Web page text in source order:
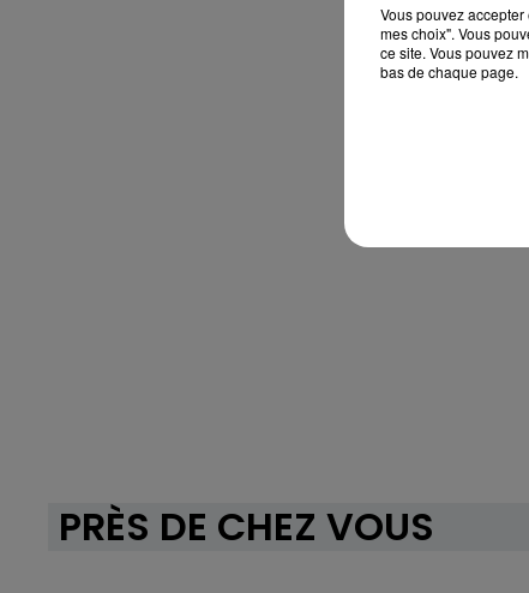
PRÈS DE CHEZ VOUS
Vous pouvez
mes choix". Vous
ce site. Vous pouvez
bas de chaque page.